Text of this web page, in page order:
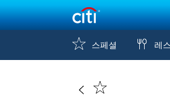
스페셜 레